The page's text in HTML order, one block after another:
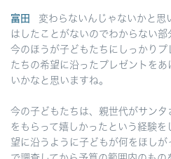
富田
変わらないんじゃないかと思
はしたことがないのでわからない部
今のほうが子どもたちにしっかりプ
たちの希望に沿ったプレゼントを
いかなと思いますね。
今の子どもたちは、親世代がサン
をもらって嬉しかったという経験
望に沿うように子どもが何をほし